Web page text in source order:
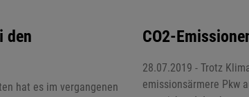
den
hat es im vergangenen
CO2-
28.07.2019 - Trotz
emissionsärmere Pkw